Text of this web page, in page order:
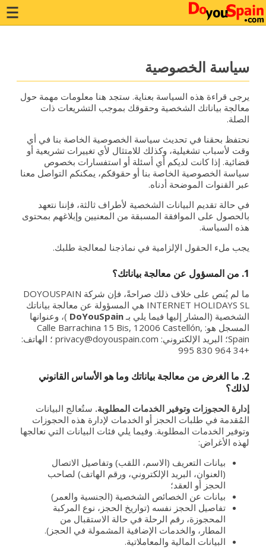
سياسة الخصوصية
يرجى قراءة هذه السياسة بعناية. ستجد هنا معلومات مهمة حول
معالجة بياناتك الشخصية وحقوقك بموجب التشريعات ذات
الصلة.
نحتفظ بحقنا في تحديث سياسة الخصوصية الخاصة بنا في أي
وقت لأسباب تشغيلية، وكذلك للامتثال لأي تغييرات تشريعية أو
قضائية. إذا كانت لديكم أي أسئلة أو استفسارات بخصوص
سياسة الخصوصية الخاصة بنا أو حقوقكم، يمكنكم التواصل معنا
عبر القنوات الموضحة أدناه.
في حالة تقديم البيانات الشخصية لأطراف ثالثة، فإننا نتعهد
بالحصول على الموافقة المسبقة من المعنيين وإبلاغهم بمحتوى
هذه السياسة.
يجب ملء الحقول الإلزامية في نماذجنا لمعالجة طلبك.
1. من المسؤول عن معالجة بياناتك؟
ما لم يُنص على خلاف ذلك صراحةً، فإن شركة DOYOUSPAIN
INTERNET HOLIDAYS SL هي المسؤولة عن معالجة بياناتك
الشخصية (المشار إليها فيما يلي بـDoYouSpain )، وعنوانها
المسجل هو: Calle Barrachina 15 Bis, 12006 Castellón,
Spain؛ البريد الإلكتروني:
privacy@doyouspain.com ؛ الهاتف:
+34 964 830 995
2. ما الغرض من معالجة بياناتك وما هو الأساس القانوني
لذلك؟
إدارة الحجوزات وتوفير الخدمات المطلوبة. ستُعالج البيانات
المُقدمة في طلبات الحجز أو الخدمات لإدارة هذه الحجوزات
وتوفير الخدمات المطلوبة. وفيما يلي فئات البيانات التي نعالجها
لهذه الأغراض:
بيانات التعريف (الاسم، اللقب) وتفاصيل الاتصال
(العنوان، البريد الإلكتروني، ورقم الهاتف) لصاحب
الحجز أو العقد؛
بيانات عن الخصائص الشخصية (الجنسية والعمر)
تفاصيل الحجز نفسه (تواريخ الحجز، نوع المركبة
المحجوزة، رقم الرحلة في حالة الاستقبال من
المطار، والخدمات الإضافية المشمولة في الحجز).
البيانات المالية والمعاملاتية.